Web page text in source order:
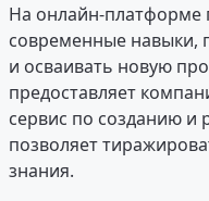
На онлайн-платформе
современные
и осваивать новую
предоставляет
сервис по созданию
позволяет
знания.